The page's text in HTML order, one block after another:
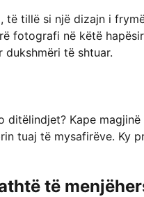
të tillë si një dizajn i
fotografi në këtë
të shtuar.
Kape
tuaj të mysafirëve. Ky
të